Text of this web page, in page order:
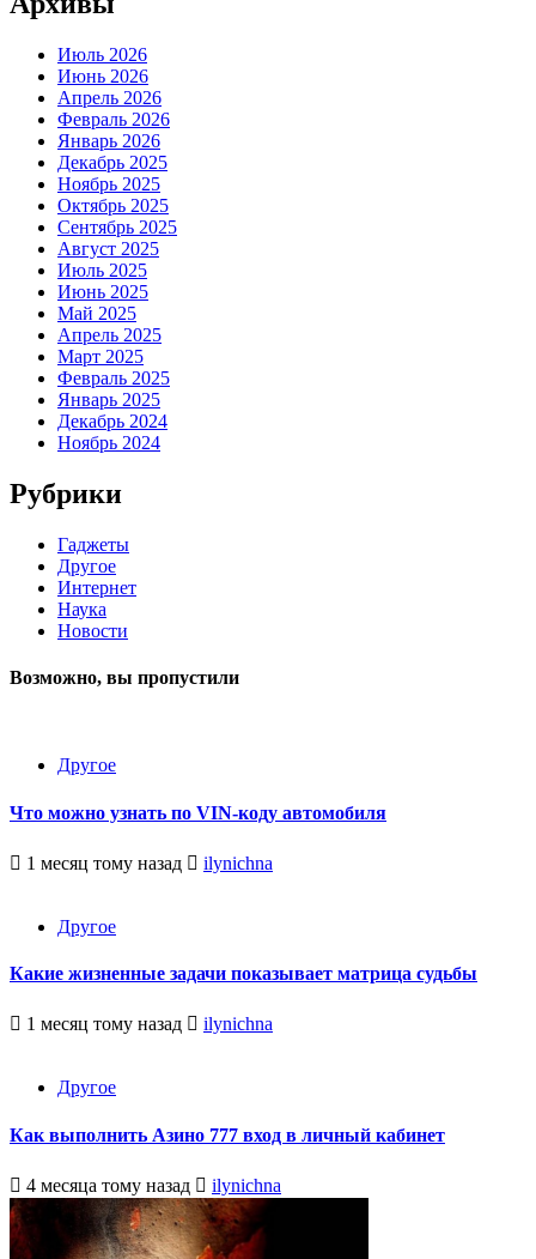
Июль 2026
Июнь 2026
Апрель 2026
Февраль 2026
Январь 2026
Декабрь 2025
Ноябрь 2025
Октябрь 2025
Сентябрь 2025
Август 2025
Июль 2025
Июнь 2025
Май 2025
Апрель 2025
Март 2025
Февраль 2025
Январь 2025
Декабрь 2024
Ноябрь 2024
Рубрики
Гаджеты
Другое
Интернет
Наука
Новости
Возможно, вы пропустили
Другое
Что можно узнать по VIN-коду автомобиля
1 месяц тому назад ilynichna
Другое
Какие жизненные задачи показывает матрица судьбы
1 месяц тому назад ilynichna
Другое
Как выполнить Азино 777 вход в личный кабинет
4 месяца тому назад ilynichna